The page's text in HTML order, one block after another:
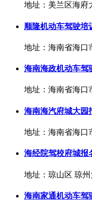
地址：美兰区海府
顺隆机动车驾驶培
地址：海南省海口
海南海政机动车驾
地址：海南省海口
海南海汽府城大园
地址：海南省海口
海经院驾校府城报
地址：琼山区 琼州
海南家通机动车驾